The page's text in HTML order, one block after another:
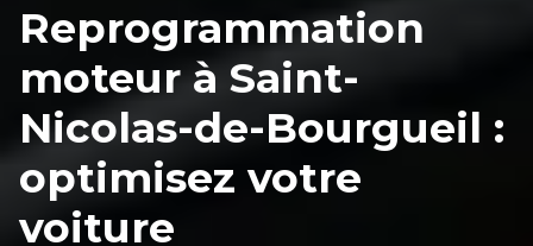
Reprogrammation
moteur à Saint-
Nicolas-de-Bourgueil :
optimisez votre
voiture